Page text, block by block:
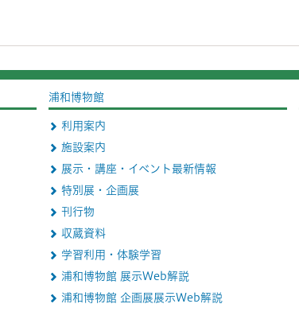
浦和博物館
利用案内
施設案内
展示・講座・イベント最新情報
特別展・企画展
刊行物
収蔵資料
学習利用・体験学習
浦和博物館 展示Web解説
浦和博物館 企画展展示Web解説